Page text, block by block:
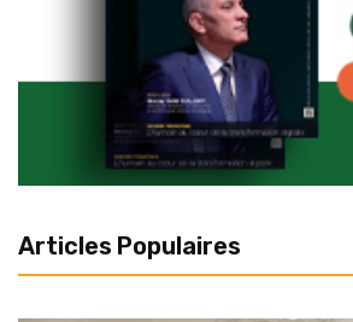
Articles Populaires